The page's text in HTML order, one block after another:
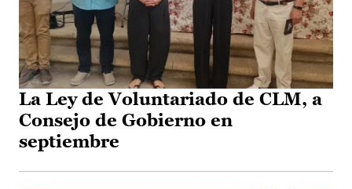
La Ley de Voluntariado de CLM, a
Consejo de Gobierno en
septiembre